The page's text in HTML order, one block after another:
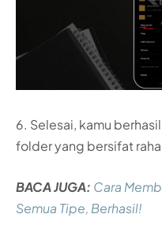
6. Selesai, kamu
folder yang bersifat
BACA JUGA: Cara
Semua Tipe, Berhasil!